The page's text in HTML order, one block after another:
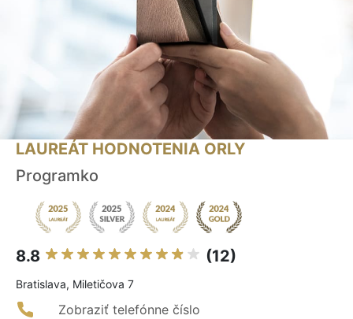
LAUREÁT HODNOTENIA ORLY
Programko
8.8 (12)
Bratislava, Miletičova 7
Zobraziť telefónne číslo